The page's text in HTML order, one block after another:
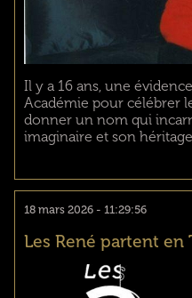
Il y a 16 ans, une
Académie pour célébrer
donner un nom qui
imaginaire et son
18 mars 2026 - 11:29:56
Les René partent en